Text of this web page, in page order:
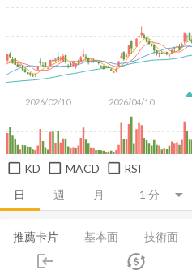
login
市場
日 週 月
2026/02/10 2026/04/10
KD MACD RSI
推薦卡片 基本面 技術面
集保分布 基本資料